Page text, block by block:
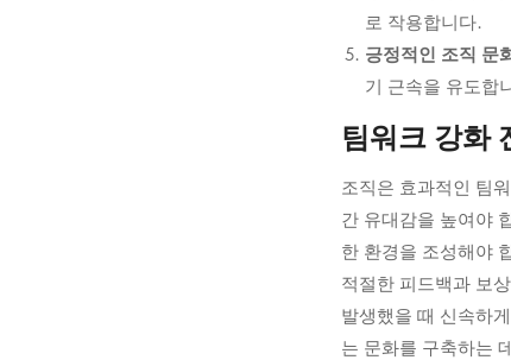
11
August
2025-
08-
11T04:47:16+05:30
in
Uncategorised
로 작용합니다.
긍정적인 조직 문
기 근속을 유도합
팀워크 강화
조직은 효과적인 팀
간 유대감을 높여야
한 환경을 조성해야
적절한 피드백과 보
발생했을 때 신속하
는 문화를 구축하는